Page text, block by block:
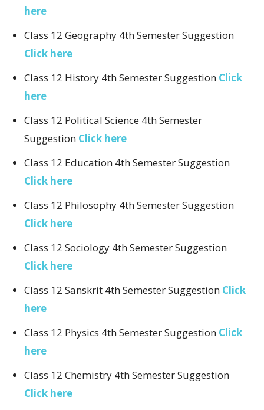
here
Class 12 Geography 4th Semester Suggestion
Click here
Class 12 History 4th Semester Suggestion Click
here
Class 12 Political Science 4th Semester
Suggestion Click here
Class 12 Education 4th Semester Suggestion
Click here
Class 12 Philosophy 4th Semester Suggestion
Click here
Class 12 Sociology 4th Semester Suggestion
Click here
Class 12 Sanskrit 4th Semester Suggestion Click
here
Class 12 Physics 4th Semester Suggestion Click
here
Class 12 Chemistry 4th Semester Suggestion
Click here